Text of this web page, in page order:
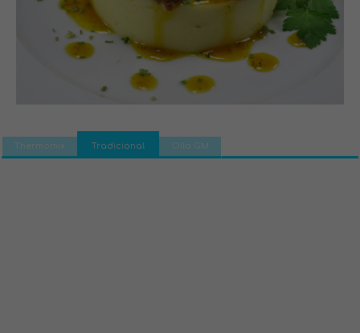
Thermomix Tradicional Olla GM